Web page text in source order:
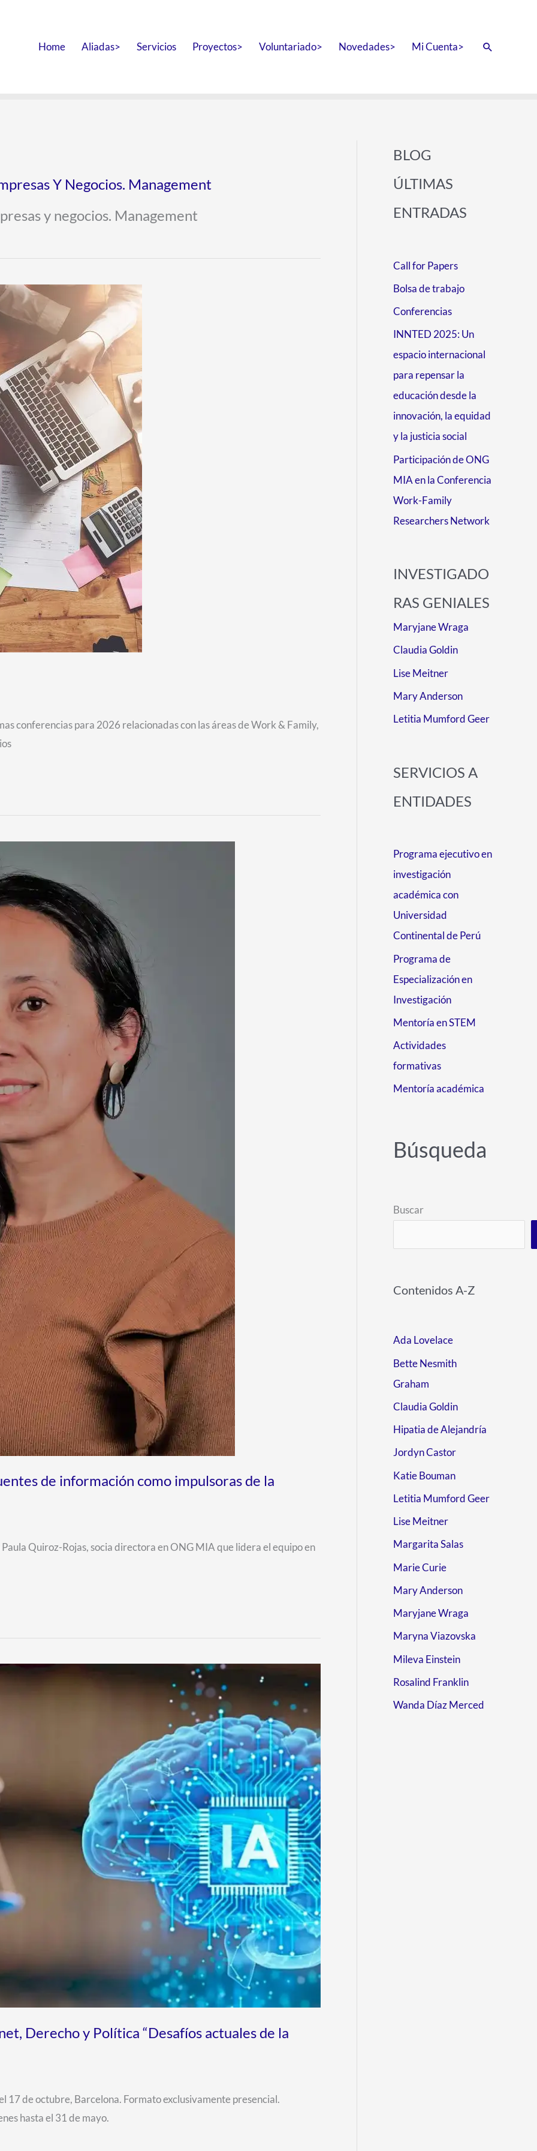
Home Aliadas> Servicios Proyectos> Voluntariado> Novedades> Mi Cuenta> Buscar
Y Negocios. Management
y negocios. Management
conferencias para 2026 relacionadas con las áreas de Work & Family,
de información como impulsoras de la
Quiroz-Rojas, socia directora en ONG MIA que lidera el equipo en
Derecho y Política “Desafíos actuales de la
de octubre, Barcelona. Formato exclusivamente presencial.
hasta el 31 de mayo.
BLOG
ÚLTIMAS
ENTRADAS
Call for Papers
Bolsa de trabajo
Conferencias
INNTED 2025: Un
espacio internacional
para repensar la
educación desde la
innovación, la equidad
y la justicia social
Participación de ONG
MIA en la Conferencia
Work-Family
Researchers Network
INVESTIGADO
RAS GENIALES
Maryjane Wraga
Claudia Goldin
Lise Meitner
Mary Anderson
Letitia Mumford Geer
SERVICIOS A
ENTIDADES
Programa ejecutivo en
investigación
académica con
Universidad
Continental de Perú
Programa de
Especialización en
Investigación
Mentoría en STEM
Actividades
formativas
Mentoría académica
Búsqueda
Buscar
Contenidos A-Z
Ada Lovelace
Bette Nesmith
Graham
Claudia Goldin
Hipatia de Alejandría
Jordyn Castor
Katie Bouman
Letitia Mumford Geer
Lise Meitner
Margarita Salas
Marie Curie
Mary Anderson
Maryjane Wraga
Maryna Viazovska
Mileva Einstein
Rosalind Franklin
Wanda Díaz Merced